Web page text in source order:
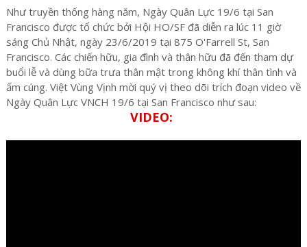
Như truyền thống hàng năm, Ngày Quân Lực 19/6 tại San
Francisco được tổ chức bởi Hội HO/SF đã diễn ra lúc 11 giờ
sáng Chủ Nhật, ngày 23/6/2019 tại 875 O'Farrell St, San
Francisco. Các chiến hữu, gia đình và thân hữu đã đến tham dự
buổi lễ và dùng bữa trưa thân mật trong không khí thân tình và
ấm cúng. Việt Vùng Vịnh mời quý vị theo dõi trích đoạn video về
Ngày Quân Lực VNCH 19/6 tại San Francisco như sau:
VIDEO: